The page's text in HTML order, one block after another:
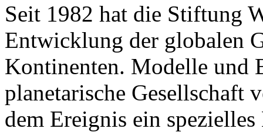
Seit 1982 hat die Stiftung
Entwicklung der globalen
Kontinenten. Modelle und
planetarische Gesellschaft
dem Ereignis ein